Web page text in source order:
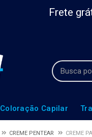
Frete
Coloração Capilar
CREME PENTEAR CREME